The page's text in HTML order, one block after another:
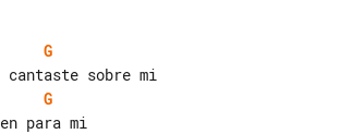
G
G